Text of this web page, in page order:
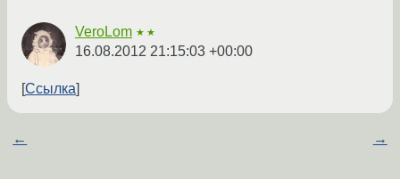
VeroLom ★★
16.08.2012 21:15:03 +00:00
Ссылка
← →